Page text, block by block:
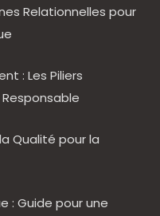
Relationnelles pour
: Les Piliers
Qualité pour la
: Guide pour une